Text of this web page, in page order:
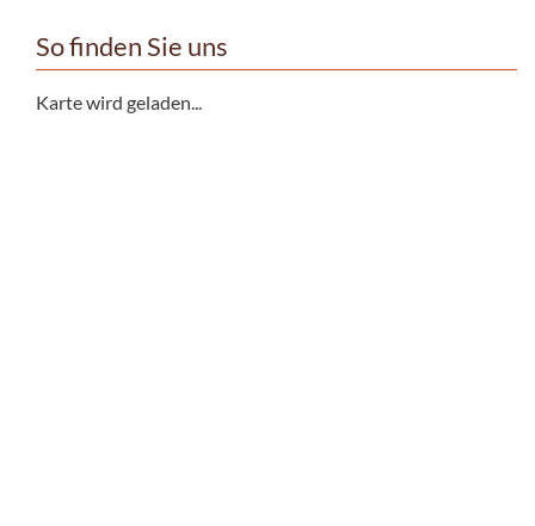
So finden Sie uns
Karte wird geladen...